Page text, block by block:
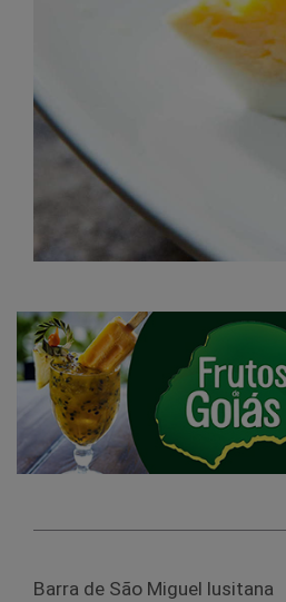
Barra de São Miguel lusitana